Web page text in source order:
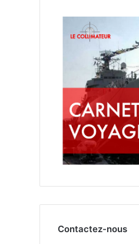
Contactez-nous